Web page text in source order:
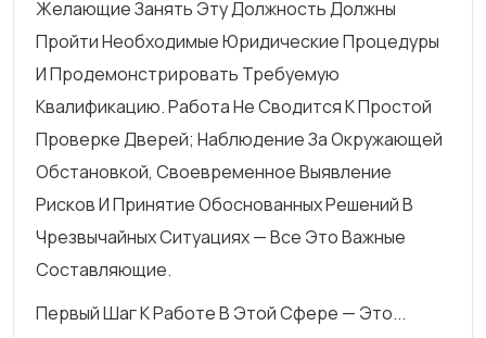
Желающие Занять Эту Должность Должны
Пройти Необходимые Юридические Процедуры
И Продемонстрировать Требуемую
Квалификацию. Работа Не Сводится К Простой
Проверке Дверей; Наблюдение За Окружающей
Обстановкой, Своевременное Выявление
Рисков И Принятие Обоснованных Решений В
Чрезвычайных Ситуациях — Все Это Важные
Составляющие.
Первый Шаг К Работе В Этой Сфере — Это...